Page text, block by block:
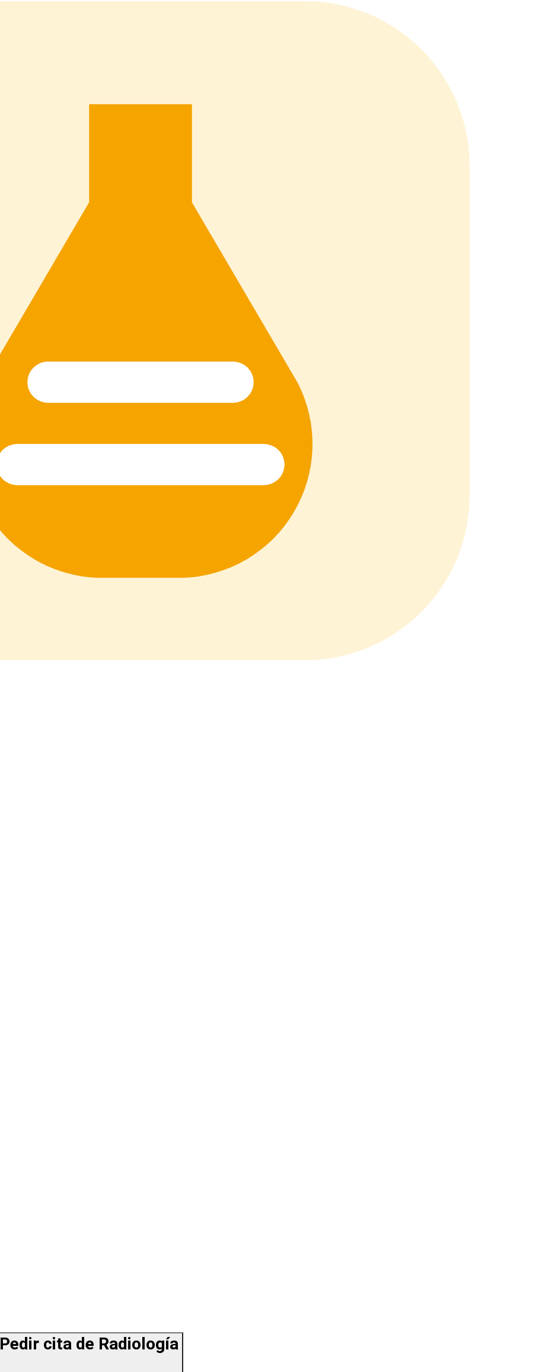
Pedir cita de Radiología